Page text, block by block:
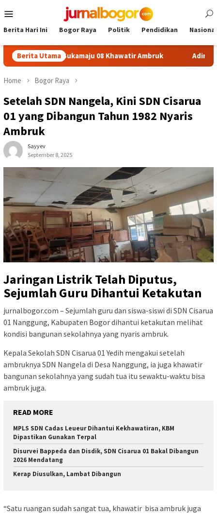
to
Menu
Berita Hari Ini Bogor Raya Politik Pendidikan Nasional
Berita Utama
SDN Sukamaju 08 Khawatir Ambruk Adira Expo
Home Bogor Raya
Setelah SDN Nangela, Kini SDN Cisarua
01 yang Dibangun Tahun 1982 Nyaris
Ambruk
Sayyev
September 8, 2025
Jaringan Listrik Telah Diputus,
Sejumlah Guru Dihantui Ketakutan
jurnalbogor.com – Sejumlah guru dan siswa-siswi di SDN Cisarua
01 Nanggung, Kabupaten Bogor dihantui ketakutan melihat
kondisi bangunan sekolahnya yang nyaris ambruk.
Kepala Sekolah SDN Cisarua 01 Yedih mengakui setelah
ambruknya SDN Nangela di Desa Nanggung, ia juga khawatir
bangunan sekolahnya yang sudah tua itu sewaktu-waktu bisa
ambruk juga.
READ MORE
MPLS SDN Cadas Leueur Dihantui Kekhawatiran, KBM
Dipastikan Gunakan Terpal
Disurvei Bappeda dan Disdik, SDN Cisarua 01 Bakal Dibangun
2026 Mendatang
Kerap Diusulkan, Lambat Dibangun
“Satu ruangan sudah sangat tua, khawatir bisa ambruk juga